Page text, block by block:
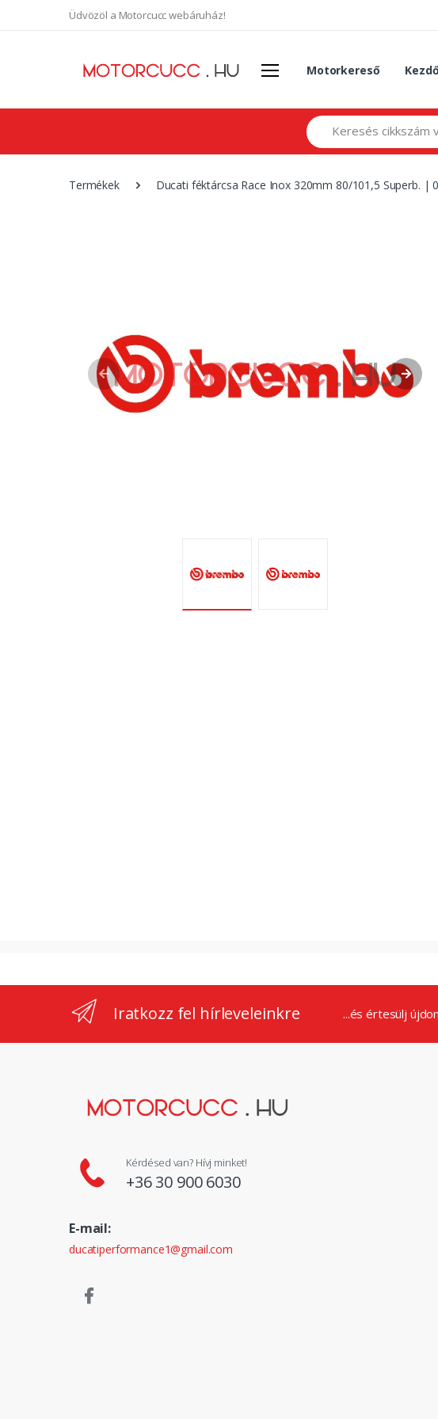
Üdvözöl a Motorcucc webáruház!
Motorkereső
Search
Termékek Ducati féktárcsa Race Inox 320mm 80/101,5 Superb. |
Iratkozz fel hírleveleinkre ...és értesülj
Kérdésed van? Hívj minket!
+36 30 900 6030
E-mail:
ducatiperformance1@gmail.com